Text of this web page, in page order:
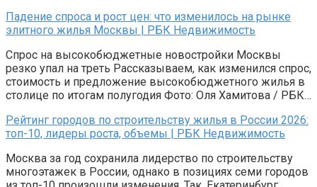
Падение спроса и рост цен: что изменилось на рынке
элитного жилья Москвы | РБК Недвижимость
Спрос на высокобюджетные новостройки Москвы
резко упал на треть Рассказываем, как изменился спрос,
стоимость и предложение высокобюджетного жилья в
столице по итогам полугодия Фото: Оля Хамитова / РБК…
Рейтинг городов по строительству жилья в России 2026:
топ-10, лидеры роста, объемы | РБК Недвижимость
Москва за год сохранила лидерство по строительству
многоэтажек в России, однако в позициях семи городов